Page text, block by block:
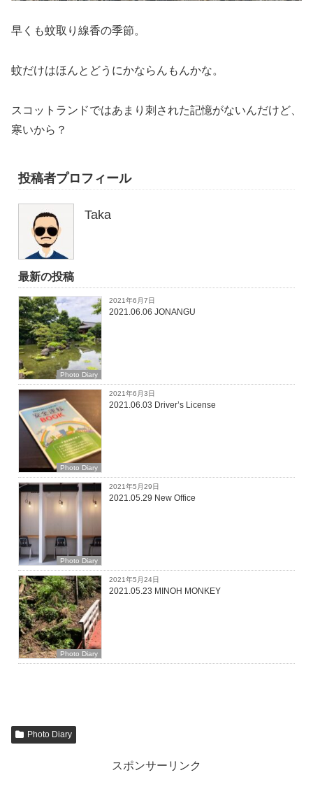
早くも蚊取り線香の季節。
蚊だけはほんとどうにかならんもんかな。
スコットランドではあまり刺された記憶がないんだけど、
寒いから？
投稿者プロフィール
Taka
最新の投稿
Photo Diary
2021年6月7日
2021.06.06 JONANGU
Photo Diary
2021年6月3日
2021.06.03 Driver’s License
Photo Diary
2021年5月29日
2021.05.29 New Office
Photo Diary
2021年5月24日
2021.05.23 MINOH MONKEY
Photo Diary
スポンサーリンク